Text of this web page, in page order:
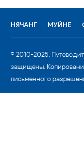
НЯЧАНГ МУЙНЕ
© 2010-2025.
защищены.
письменного